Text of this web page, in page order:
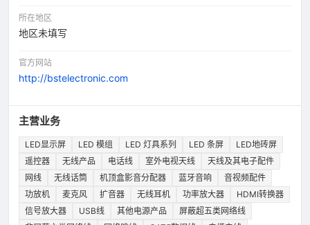
所在地区
地区未填写
官方网站
http://bstelectronic.com
主营业务
LED显示屏 LED 模组 LED 灯具系列 LED 条屏
LED地砖屏
遥控器
无线产品 电话线 室外电视天线
天线及其电子配件
网线
无线话筒 机顶盒影音分配器 蓝牙音响
音视频配件
功放机
麦克风 扩音器 无线耳机 功率放大器
HDMI转换器
信号放大器
USB线 其他电源产品
屏蔽超五类网络线